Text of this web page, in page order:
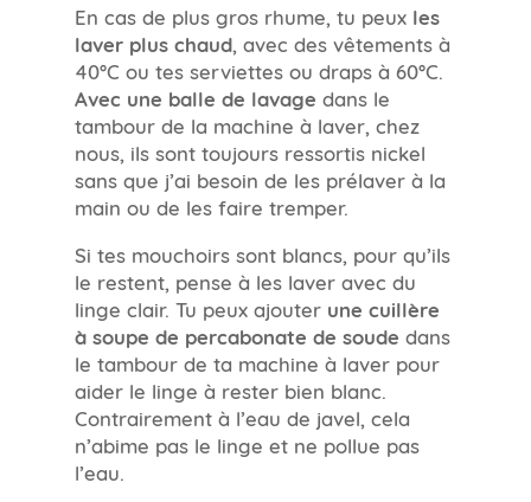
En cas de plus gros rhume, tu peux les
laver plus chaud, avec des vêtements à
40°C ou tes serviettes ou draps à 60°C.
Avec une balle de lavage dans le
tambour de la machine à laver, chez
nous, ils sont toujours ressortis nickel
sans que j’ai besoin de les prélaver à la
main ou de les faire tremper.
Si tes mouchoirs sont blancs, pour qu’ils
le restent, pense à les laver avec du
linge clair. Tu peux ajouter une cuillère
à soupe de percabonate de soude dans
le tambour de ta machine à laver pour
aider le linge à rester bien blanc.
Contrairement à l’eau de javel, cela
n’abime pas le linge et ne pollue pas
l’eau.